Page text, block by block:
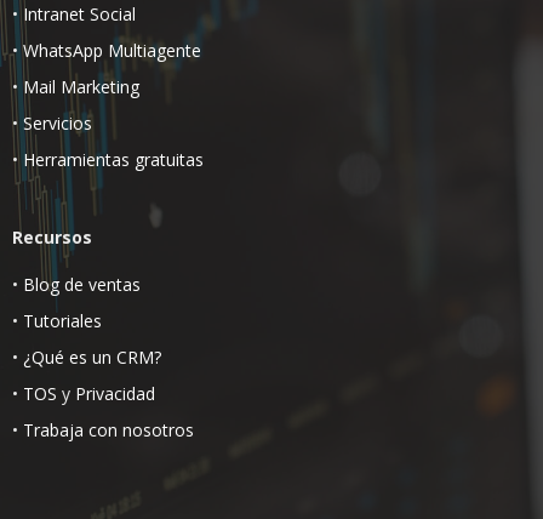
• Intranet Social
• WhatsApp Multiagente
• Mail Marketing
• Servicios
• Herramientas gratuitas
Recursos
• Blog de ventas
• Tutoriales
• ¿Qué es un CRM?
• TOS y Privacidad
• Trabaja con nosotros